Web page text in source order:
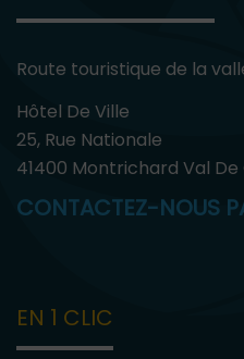
Route touristique de la
Hôtel De Ville
25, Rue Nationale
41400 Montrichard Val De
CONTACTEZ-NOUS
EN 1 CLIC